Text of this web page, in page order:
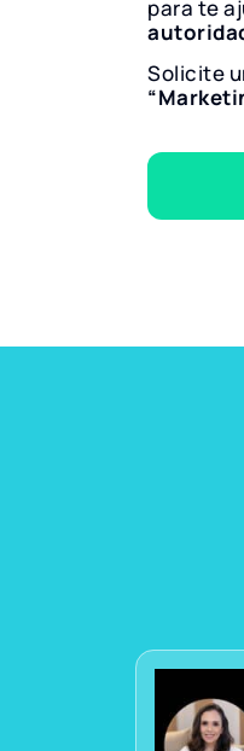
para te
Solicite